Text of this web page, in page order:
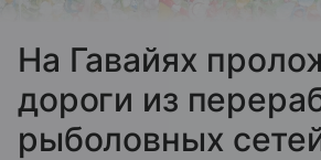
На Гавайях
дороги из
рыболовных